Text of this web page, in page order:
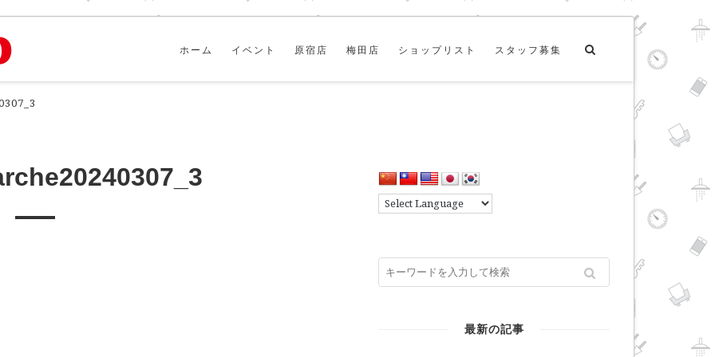
ホーム イベント 原宿店 梅田店 ショップリスト スタッフ募集
最新の記事